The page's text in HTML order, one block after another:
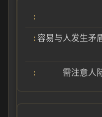
容易与人发生矛
需注意人